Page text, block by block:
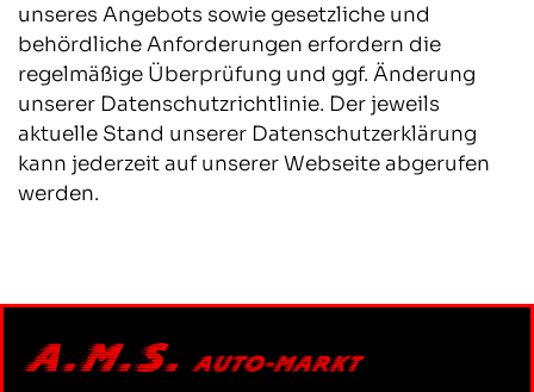
unseres Angebots sowie gesetzliche und
behördliche Anforderungen erfordern die
regelmäßige Überprüfung und ggf. Änderung
unserer Datenschutzrichtlinie. Der jeweils
aktuelle Stand unserer Datenschutzerklärung
kann jederzeit auf unserer Webseite abgerufen
werden.